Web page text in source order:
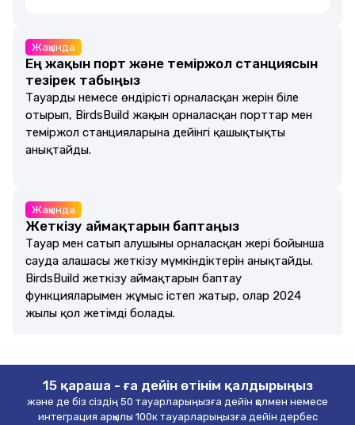
Жақында
Ең жақын порт және теміржол станциясын
тезірек табыңыз
Тауардың немесе өндірістің орналасқан жерін біле
отырып, BirdsBuild жақын орналасқан порттар мен
теміржол станцияларына дейінгі қашықтықты
анықтайды.
Жақында
Жеткізу аймақтарын баптаңыз
Тауар мен сатып алушының орналасқан жері бойынша
сауда алаңшасы жеткізу мүмкіндіктерін анықтайды.
BirdsBuild жеткізу аймақтарын баптау
функцияларымен жұмыс істеп жатыр, олар 2024
жылы қол жетімді болады.
15 қараша - ға дейін өтінім қалдырыңыз
және де біз сіздің 50 тауарларыңызға дейін қолмен немесе
интеграция арқылы 100к тауарларыңызға дейін дербес